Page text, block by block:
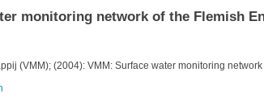
monitoring network of the Flemish
(VMM); (2004): VMM: Surface water monitoring